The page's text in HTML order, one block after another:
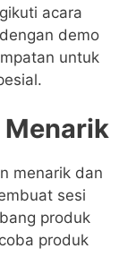
acara
demo
untuk
Menarik
menarik dan
sesi
produk
produk